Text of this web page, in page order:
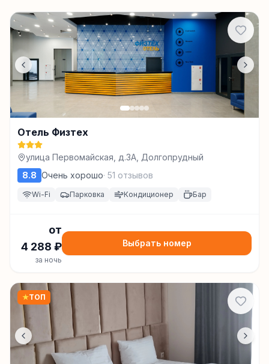
Отель Физтех
улица Первомайская, д.3А, Долгопрудный
8.8 Очень хорошо· 51 отзывов
Wi-Fi Парковка Кондиционер Бар
от
4 288 ₽
за ночь
Выбрать номер
★ТОП